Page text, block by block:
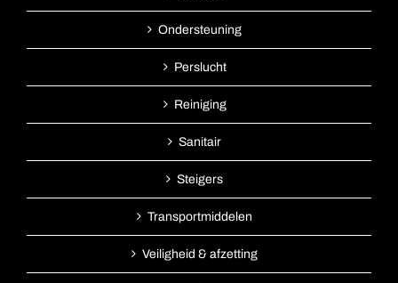
Ondersteuning
Perslucht
Reiniging
Sanitair
Steigers
Transportmiddelen
Veiligheid & afzetting